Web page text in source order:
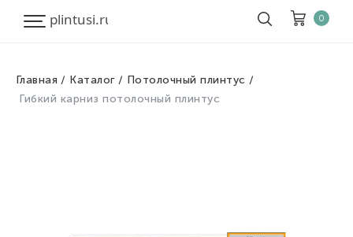
Корзина
0
Главная Каталог
Потолочный плинтус
Гибкий карниз потолочный плинтус